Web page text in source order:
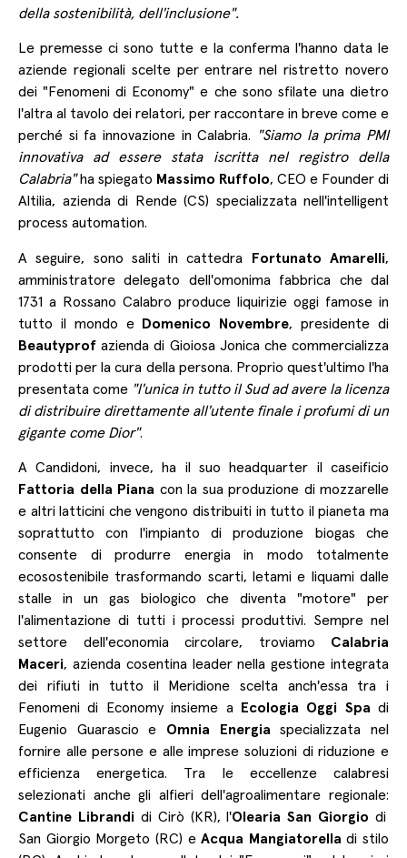
della sostenibilità, dell'inclusione".
Le premesse ci sono tutte e la conferma l'hanno data le
aziende regionali scelte per entrare nel ristretto novero
dei "Fenomeni di Economy" e che sono sfilate una dietro
l'altra al tavolo dei relatori, per raccontare in breve come e
perché si fa innovazione in Calabria.
"Siamo la prima PMI
innovativa ad essere stata iscritta nel registro della
Calabria"ha spiegato Massimo Ruffolo, CEO e Founder di
Altilia, azienda di Rende (CS) specializzata nell'intelligent
process automation.
A seguire, sono saliti in cattedra Fortunato Amarelli,
amministratore delegato dell'omonima fabbrica che dal
1731 a Rossano Calabro produce liquirizie oggi famose in
tutto il mondo e Domenico Novembre, presidente di
Beautyprof azienda di Gioiosa Jonica che commercializza
prodotti per la cura della persona. Proprio quest'ultimo l'ha
presentata come "l'unica in tutto il Sud ad avere la licenza
di distribuire direttamente all'utente finale i profumi di un
gigante come Dior".
A Candidoni, invece, ha il suo headquarter il caseificio
Fattoria della Piana con la sua produzione di mozzarelle
e altri latticini che vengono distribuiti in tutto il pianeta ma
soprattutto con l'impianto di produzione biogas che
consente di produrre energia in modo totalmente
ecosostenibile trasformando scarti, letami e liquami dalle
stalle in un gas biologico che diventa "motore" per
l'alimentazione di tutti i processi produttivi. Sempre nel
settore dell'economia circolare, troviamo Calabria
Maceri, azienda cosentina leader nella gestione integrata
dei rifiuti in tutto il Meridione scelta anch'essa tra i
Fenomeni di Economy insieme a
Ecologia Oggi Spa di
Eugenio Guarascio e Omnia Energia specializzata nel
fornire alle persone e alle imprese soluzioni di riduzione e
efficienza energetica. Tra le eccellenze calabresi
selezionati anche gli alfieri dell'agroalimentare regionale:
Cantine Librandi di Cirò (KR), l'Olearia San Giorgio di
San Giorgio Morgeto (RC) eAcqua Mangiatorella di stilo